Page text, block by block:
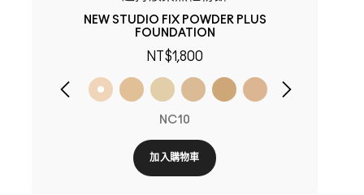
NEW STUDIO FIX POWDER PLUS
FOUNDATION
NT$1,800
NC10
加入購物車